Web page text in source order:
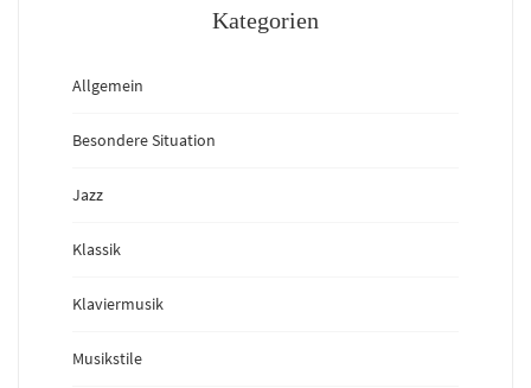
Kategorien
Allgemein
Besondere Situation
Jazz
Klassik
Klaviermusik
Musikstile